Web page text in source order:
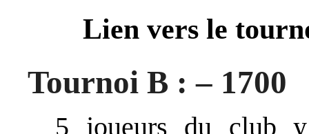
Lien vers le
Tournoi B : – 1700
5 joueurs du club